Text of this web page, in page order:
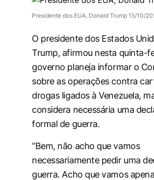
Presidente dos EUA, Donald Trump 15/10/
O presidente dos Estados
Trump, afirmou nesta quinta-
governo planeja informar o
sobre as operações contra
drogas ligados à Venezuela,
considera necessária uma
formal de guerra.
“Bem, não acho que vamos
necessariamente pedir uma
guerra. Acho que vamos